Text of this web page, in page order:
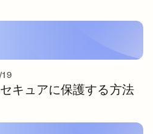
キュアに保護する方法